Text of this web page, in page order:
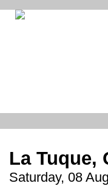
La Tuque,
Saturday, 08